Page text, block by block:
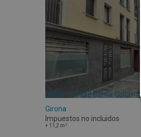
Batlle -, 17430 Santa Coloma
Girona
Impuestos no incluidos
+ 11,2 m 2